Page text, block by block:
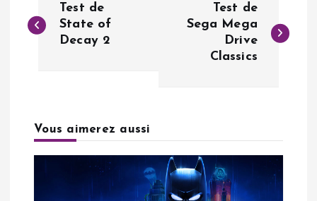
a
g
Test de
State of
Decay 2
Test de
Sega Mega
Drive
Classics
Vous aimerez aussi